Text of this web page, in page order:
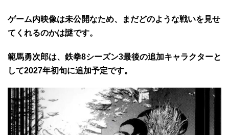
ゲーム内映像は未公開なため、まだどのような戦いを見せ
てくれるのかは謎です。
範馬勇次郎は、鉄拳8シーズン3最後の追加キャラクターと
して2027年初旬に追加予定です。